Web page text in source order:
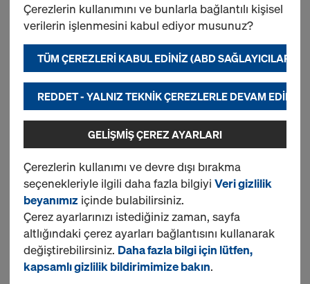
Doka ahşap kiriş H20 top P
Yeni
Doka ahşap kiriş H20 eco P
Yeni
2 ürün bulundu
Çerezlerin kullanımını ve bunlarla bağlantılı kişisel
verilerin işlenmesini kabul ediyor musunuz?
TÜM ÇEREZLERI KABUL EDINIZ (ABD SAĞLAYICILARI
REDDET - YALNIZ TEKNIK ÇEREZLERLE DEVAM EDINIZ
GELIŞMIŞ ÇEREZ AYARLARI
Çerezlerin kullanımı ve devre dışı bırakma
seçenekleriyle ilgili daha fazla bilgiyi Veri gizlilik
beyanımız içinde bulabilirsiniz.
Çerez ayarlarınızı istediğiniz zaman, sayfa
altlığındaki çerez ayarları bağlantısını kullanarak
değiştirebilirsiniz. Daha fazla bilgi için lütfen,
kapsamlı gizlilik bildirimimize bakın.